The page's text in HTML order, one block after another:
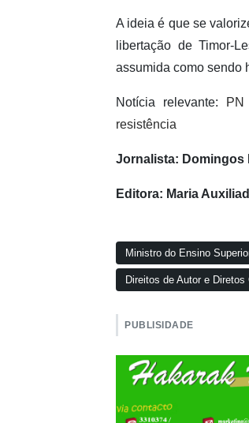
A ideia é que se
libertação de Timor-
assumida como sendo
Notícia relevante:
resistência
Jornalista: Domingos
Editora: Maria
Ministro do Ensino
Direitos de Autor e Diretos
PUBLISIDADE